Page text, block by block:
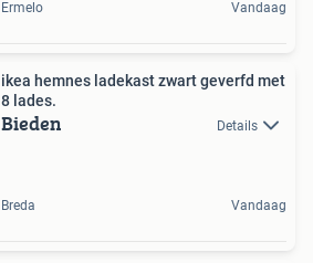
Ermelo Vandaag
ikea hemnes ladekast zwart geverfd met
8 lades.
Bieden Details
Breda Vandaag